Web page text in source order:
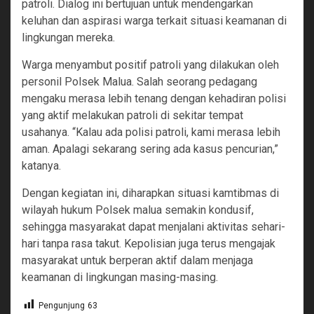
patroli. Dialog ini bertujuan untuk mendengarkan
keluhan dan aspirasi warga terkait situasi keamanan di
lingkungan mereka.
‎Warga menyambut positif patroli yang dilakukan oleh
personil Polsek Malua. Salah seorang pedagang
mengaku merasa lebih tenang dengan kehadiran polisi
yang aktif melakukan patroli di sekitar tempat
usahanya. “Kalau ada polisi patroli, kami merasa lebih
aman. Apalagi sekarang sering ada kasus pencurian,”
katanya.
‎Dengan kegiatan ini, diharapkan situasi kamtibmas di
wilayah hukum Polsek malua semakin kondusif,
sehingga masyarakat dapat menjalani aktivitas sehari-
hari tanpa rasa takut. Kepolisian juga terus mengajak
masyarakat untuk berperan aktif dalam menjaga
keamanan di lingkungan masing-masing.
Pengunjung 63